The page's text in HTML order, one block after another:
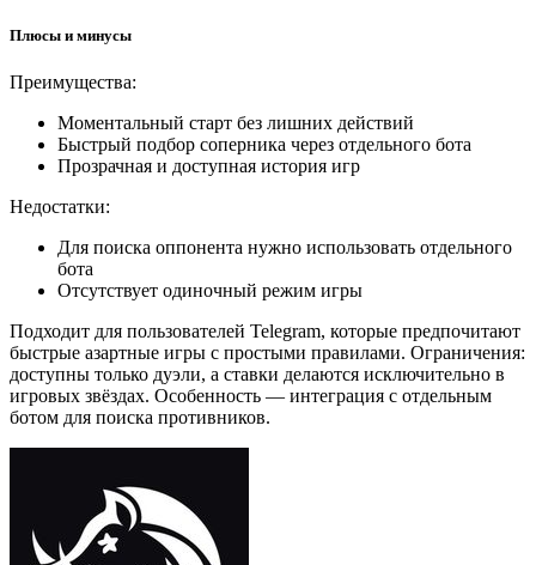
Плюсы и минусы
Преимущества:
Моментальный старт без лишних действий
Быстрый подбор соперника через отдельного бота
Прозрачная и доступная история игр
Недостатки:
Для поиска оппонента нужно использовать отдельного
бота
Отсутствует одиночный режим игры
Подходит для пользователей Telegram, которые предпочитают
быстрые азартные игры с простыми правилами. Ограничения:
доступны только дуэли, а ставки делаются исключительно в
игровых звёздах. Особенность — интеграция с отдельным
ботом для поиска противников.